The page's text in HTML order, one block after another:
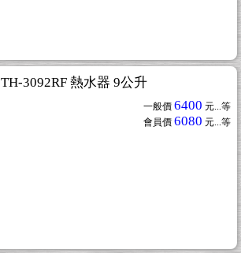
TH-3092RF 熱水器 9公升
一般價 6400 元... 等
會員價 6080 元... 等